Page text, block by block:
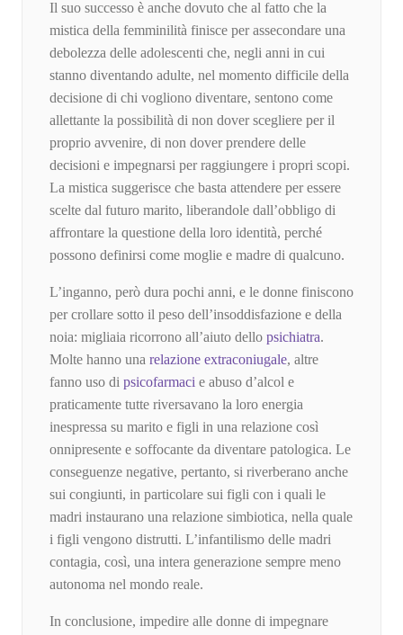
Il suo successo è anche dovuto che al fatto che la
mistica della femminilità finisce per assecondare una
debolezza delle adolescenti che, negli anni in cui
stanno diventando adulte, nel momento difficile della
decisione di chi vogliono diventare, sentono come
allettante la possibilità di non dover scegliere per il
proprio avvenire, di non dover prendere delle
decisioni e impegnarsi per raggiungere i propri scopi.
La mistica suggerisce che basta attendere per essere
scelte dal futuro marito, liberandole dall’obbligo di
affrontare la questione della loro identità, perché
possono definirsi come moglie e madre di qualcuno.
L’inganno, però dura pochi anni, e le donne finiscono
per crollare sotto il peso dell’insoddisfazione e della
noia: migliaia ricorrono all’aiuto dello psichiatra.
Molte hanno una relazione extraconiugale, altre
fanno uso di psicofarmaci e abuso d’alcol e
praticamente tutte riversavano la loro energia
inespressa su marito e figli in una relazione così
onnipresente e soffocante da diventare patologica. Le
conseguenze negative, pertanto, si riverberano anche
sui congiunti, in particolare sui figli con i quali le
madri instaurano una relazione simbiotica, nella quale
i figli vengono distrutti. L’infantilismo delle madri
contagia, così, una intera generazione sempre meno
autonoma nel mondo reale.
In conclusione, impedire alle donne di impegnare